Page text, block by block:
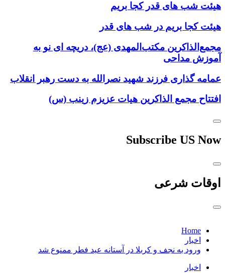
هیئت شب های قدر کجا بریم
هیئت کجا بریم در شب های قدر
مجمع‌الذاکرین مکتب‌المهدی (عج)، دریچه ای نو به
آموزش مداحی
عمامه گذاری فرزند شهید نصرالله به دست رهبر انقلاب
افتتاح مجمع الذاکرین هیات عزیزم زینب (س)
Subscribe US Now
اوقات شرعی
Home
اخبار
ورود به نجف و کربلا در آستانه عید فطر ممنوع شد
اخبار